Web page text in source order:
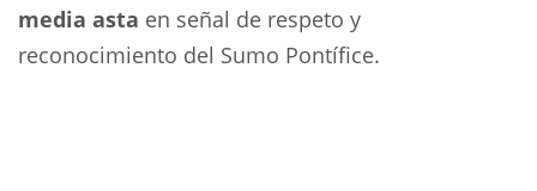
media asta en señal de respeto y
reconocimiento del Sumo Pontífice.